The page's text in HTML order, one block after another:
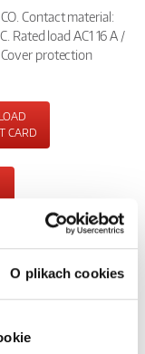
O plikach cookies
Contact material:
Rated load AC1 16 A /
protection
CARD
offer